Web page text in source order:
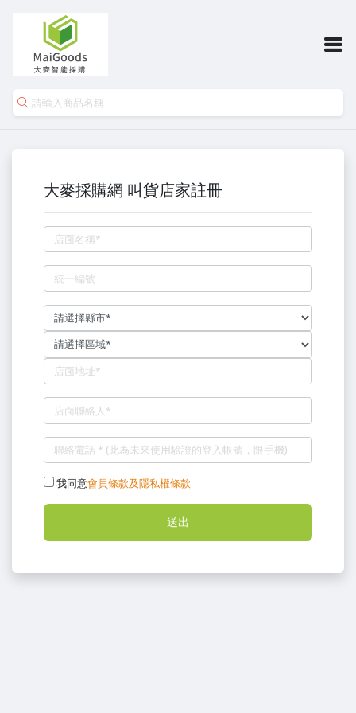
大麥採購網 叫貨店家註冊
我同意會員條款及隱私權條款
送出